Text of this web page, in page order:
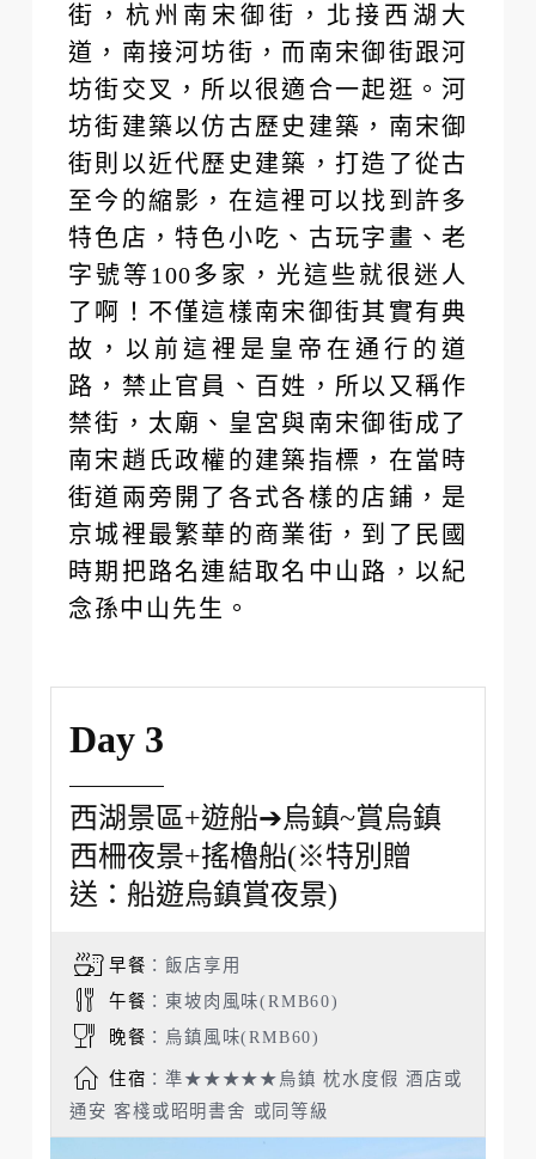
街，杭州南宋御街，北接西湖大
道，南接河坊街，而南宋御街跟河
坊街交叉，所以很適合一起逛。河
坊街建築以仿古歷史建築，南宋御
街則以近代歷史建築，打造了從古
至今的縮影，在這裡可以找到許多
特色店，特色小吃、古玩字畫、老
字號等100多家，光這些就很迷人
了啊！不僅這樣南宋御街其實有典
故，以前這裡是皇帝在通行的道
路，禁止官員、百姓，所以又稱作
禁街，太廟、皇宮與南宋御街成了
南宋趙氏政權的建築指標，在當時
街道兩旁開了各式各樣的店鋪，是
京城裡最繁華的商業街，到了民國
時期把路名連結取名中山路，以紀
念孫中山先生。
Day 3
西湖景區+遊船➔烏鎮~賞烏鎮
西柵夜景+搖櫓船(※特別贈
送：船遊烏鎮賞夜景)
早餐 ：飯店享用
午餐 ：東坡肉風味(RMB60)
晚餐 ：烏鎮風味(RMB60)
住宿 ：準★★★★★烏鎮 枕水度假 酒店或
通安 客棧或昭明書舍 或同等級